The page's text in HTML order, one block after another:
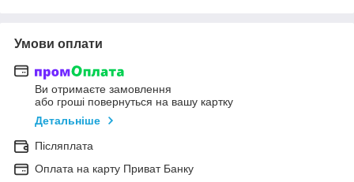
Умови оплати
Ви отримаєте замовлення
або гроші повернуться на вашу картку
Детальніше
Післяплата
Оплата на карту Приват Банку